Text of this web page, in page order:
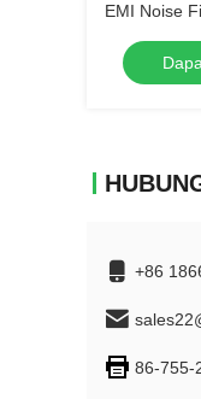
EMI Noise
+86
86-755-